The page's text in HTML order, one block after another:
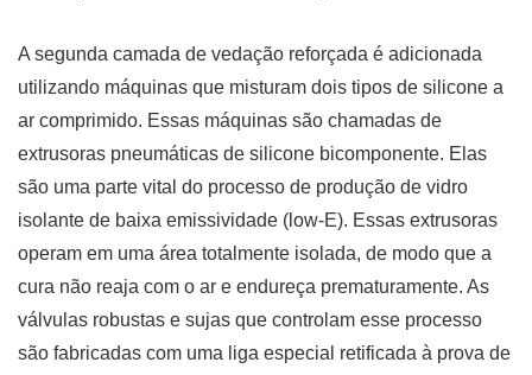
A segunda camada de vedação reforçada é adicionada
utilizando máquinas que misturam dois tipos de silicone a
ar comprimido. Essas máquinas são chamadas de
extrusoras pneumáticas de silicone bicomponente. Elas
são uma parte vital do processo de produção de vidro
isolante de baixa emissividade (low-E). Essas extrusoras
operam em uma área totalmente isolada, de modo que a
cura não reaja com o ar e endureça prematuramente. As
válvulas robustas e sujas que controlam esse processo
são fabricadas com uma liga especial retificada à prova de